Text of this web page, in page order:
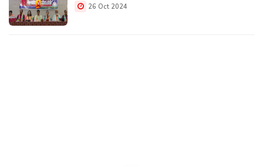
26 Oct 2024